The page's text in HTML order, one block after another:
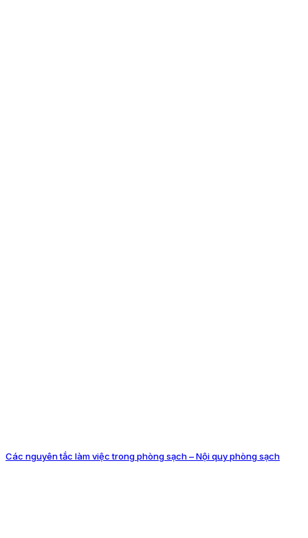
Các nguyên tắc làm việc trong phòng sạch – Nội quy phòng sạch